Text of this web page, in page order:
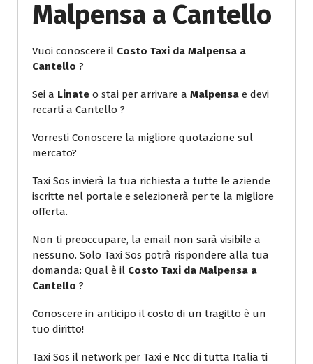
Malpensa a Cantello
Vuoi conoscere il Costo Taxi da Malpensa a
Cantello ?
Sei a Linate o stai per arrivare a Malpensa e devi
recarti a Cantello ?
Vorresti Conoscere la migliore quotazione sul
mercato?
Taxi Sos invierà la tua richiesta a tutte le aziende
iscritte nel portale e selezionerà per te la migliore
offerta.
Non ti preoccupare, la email non sarà visibile a
nessuno. Solo Taxi Sos potrà rispondere alla tua
domanda: Qual è il Costo Taxi da Malpensa a
Cantello ?
Conoscere in anticipo il costo di un tragitto è un
tuo diritto!
Taxi Sos il network per Taxi e Ncc di tutta Italia ti